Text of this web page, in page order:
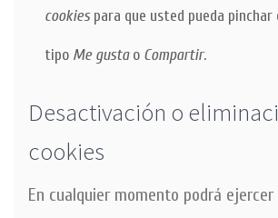
cookiespara que usted pueda pinchar
tipo Me gustao Compartir.
Desactivación o
cookies
En cualquier momento podrá